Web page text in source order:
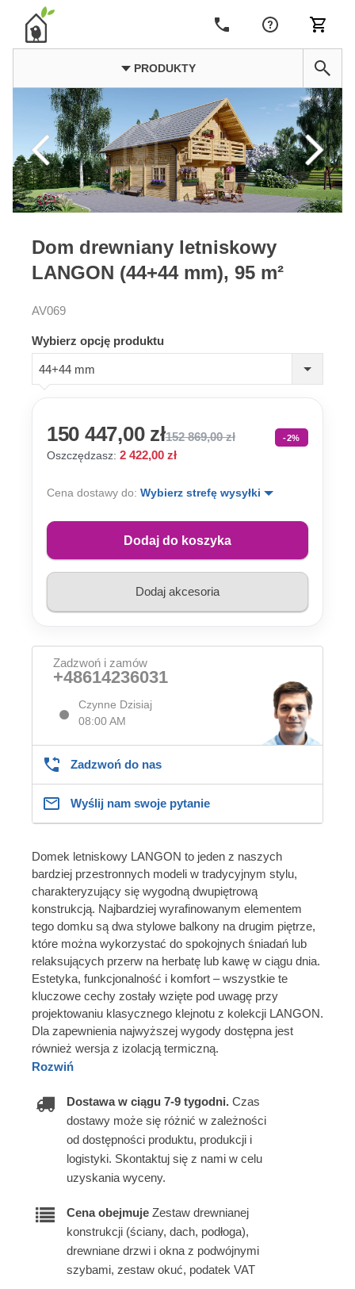
PRODUKTY
Dom drewniany letniskowy
LANGON (44+44 mm), 95 m²
AV069
Wybierz opcję produktu
44+44 mm
150 447,00 zł152 869,00 zł -2%
Oszczędzasz: 2 422,00 zł
Cena dostawy do: Wybierz strefę wysyłki
Dodaj do koszyka
Dodaj akcesoria
Zadzwoń i zamów
+48614236031
Czynne Dzisiaj
08:00 AM
Zadzwoń do nas
Wyślij nam swoje pytanie
Domek letniskowy LANGON to jeden z naszych
bardziej przestronnych modeli w tradycyjnym stylu,
charakteryzujący się wygodną dwupiętrową
konstrukcją. Najbardziej wyrafinowanym elementem
tego domku są dwa stylowe balkony na drugim piętrze,
które można wykorzystać do spokojnych śniadań lub
relaksujących przerw na herbatę lub kawę w ciągu dnia.
Estetyka, funkcjonalność i komfort – wszystkie te
kluczowe cechy zostały wzięte pod uwagę przy
projektowaniu klasycznego klejnotu z kolekcji LANGON.
Dla zapewnienia najwyższej wygody dostępna jest
również wersja z izolacją termiczną.
Rozwiń
Dostawa w ciągu 7-9 tygodni. Czas
dostawy może się różnić w zależności
od dostępności produktu, produkcji i
logistyki. Skontaktuj się z nami w celu
uzyskania wyceny.
Cena obejmuje Zestaw drewnianej
konstrukcji (ściany, dach, podłoga),
drewniane drzwi i okna z podwójnymi
szybami, zestaw okuć, podatek VAT